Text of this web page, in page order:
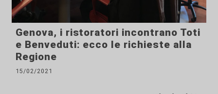
Genova, i ristoratori incontrano Toti
e Benveduti: ecco le richieste alla
Regione
15/02/2021